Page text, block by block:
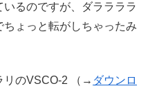
るのですが、ダララララ
ょっと転がしちゃったみ
リのVSCO-2 （→ ダウンロ